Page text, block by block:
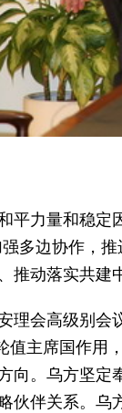
平力量和稳
多边协作，
推动落实共
理会高级别
值主席国作
向。乌方坚
伙伴关系。